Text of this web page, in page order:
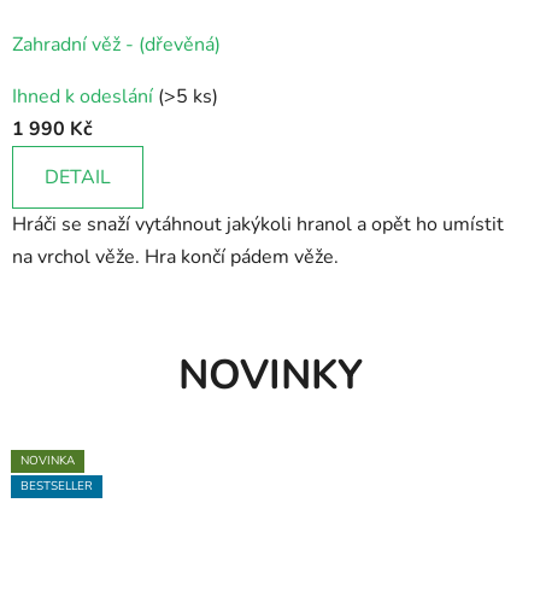
Zahradní věž - (dřevěná)
hodnocení
produktu
5,0
z
5
Ihned k odeslání (>5 ks)
1 990 Kč
DETAIL
Hráči se snaží vytáhnout jakýkoli hranol a opět ho umístit
na vrchol věže. Hra končí pádem věže.
NOVINKY
NOVINKA
NOVINKA
NOVINKA
BESTSELLER
NOVINKA